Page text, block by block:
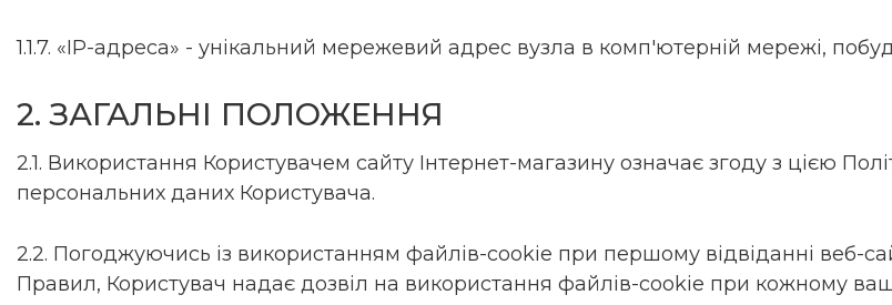
1.1.7. «IP-адреса» - унікальний мережевий адрес вузла в комп'ютерній мережі,
2. ЗАГАЛЬНІ ПОЛОЖЕННЯ
2.1. Використання Користувачем сайту Інтернет-магазину означає згоду з цією
персональних даних Користувача.
2.2. Погоджуючись із використанням файлів-cookie при першому відвіданні веб-
Правил, Користувач надає дозвіл на використання файлів-cookie при кожному